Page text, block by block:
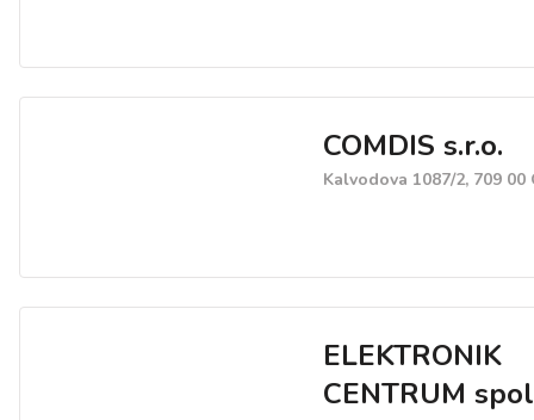
COMDIS s.r.o.
Kalvodova 1087/2, 709 00
ELEKTRONIK
CENTRUM